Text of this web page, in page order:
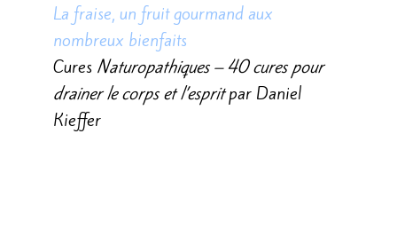
La fraise, un fruit gourmand aux
nombreux bienfaits
Cures Naturopathiques – 40 cures pour
drainer le corps et l’espritpar Daniel
Kieffer